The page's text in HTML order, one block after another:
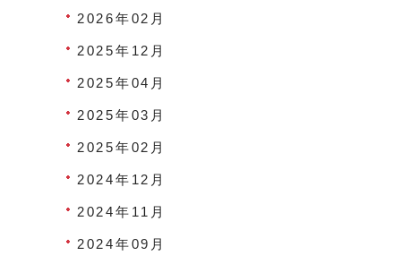
2026年02月
2025年12月
2025年04月
2025年03月
2025年02月
2024年12月
2024年11月
2024年09月